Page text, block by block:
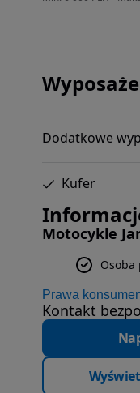
Dodatkowe
Kufer
Motocykle
Osoba
Prawa
Kontakt